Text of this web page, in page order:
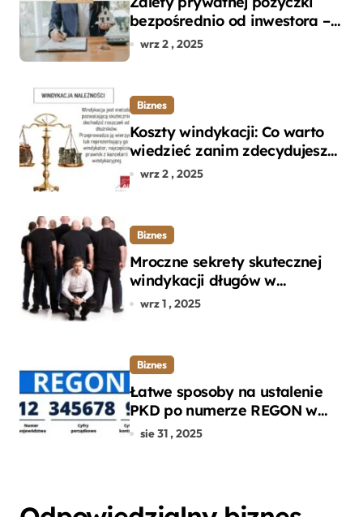
bezpośrednio od inwestora –
dlaczego warto?
wrz 2 , 2025
Biznes
Koszty windykacji: Co warto
wiedzieć zanim zdecydujesz
się na odzyskanie długu?
wrz 2 , 2025
Biznes
Mroczne sekrety skutecznej
windykacji długów w
departamencie windykacji
wrz 1 , 2025
Biznes
Łatwe sposoby na ustalenie
PKD po numerze REGON w
kilku prostych krokach
sie 31 , 2025